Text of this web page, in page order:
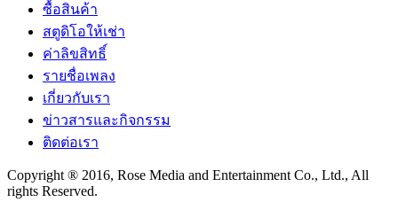
ซื้อสินค้า
สตูดิโอให้เช่า
ค่าลิขสิทธิ์
รายชื่อเพลง
เกี่ยวกับเรา
ข่าวสารและกิจกรรม
ติดต่อเรา
Copyright ® 2016, Rose Media and Entertainment Co., Ltd., All
rights Reserved.